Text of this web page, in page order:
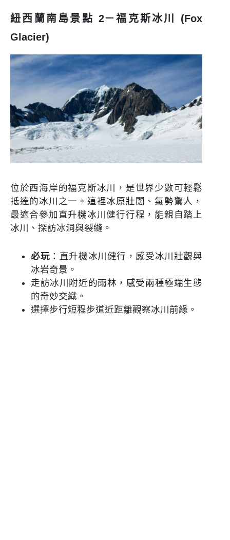
紐西蘭南島景點 2－福克斯冰川 (Fox
Glacier)
位於西海岸的福克斯冰川，是世界少數可輕鬆
抵達的冰川之一。這裡冰原壯闊、氣勢驚人，
最適合參加直升機冰川健行行程，能親自踏上
冰川、探訪冰洞與裂縫。
必玩 ：直升機冰川健行，感受冰川壯觀與
冰岩奇景。
走訪冰川附近的雨林，感受兩種極端生態
的奇妙交織。
選擇步行短程步道近距離觀察冰川前緣。